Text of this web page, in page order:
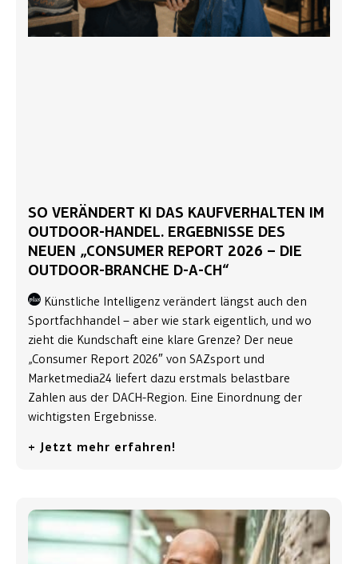
SO VERÄNDERT KI DAS KAUFVERHALTEN IM
OUTDOOR-HANDEL. ERGEBNISSE DES
NEUEN „CONSUMER REPORT 2026 – DIE
OUTDOOR-BRANCHE D-A-CH“
Künstliche Intelligenz verändert längst auch den
Sportfachhandel – aber wie stark eigentlich, und wo
zieht die Kundschaft eine klare Grenze? Der neue
„Consumer Report 2026″ von SAZsport und
Marketmedia24 liefert dazu erstmals belastbare
Zahlen aus der DACH-Region. Eine Einordnung der
wichtigsten Ergebnisse.
+ Jetzt mehr erfahren!